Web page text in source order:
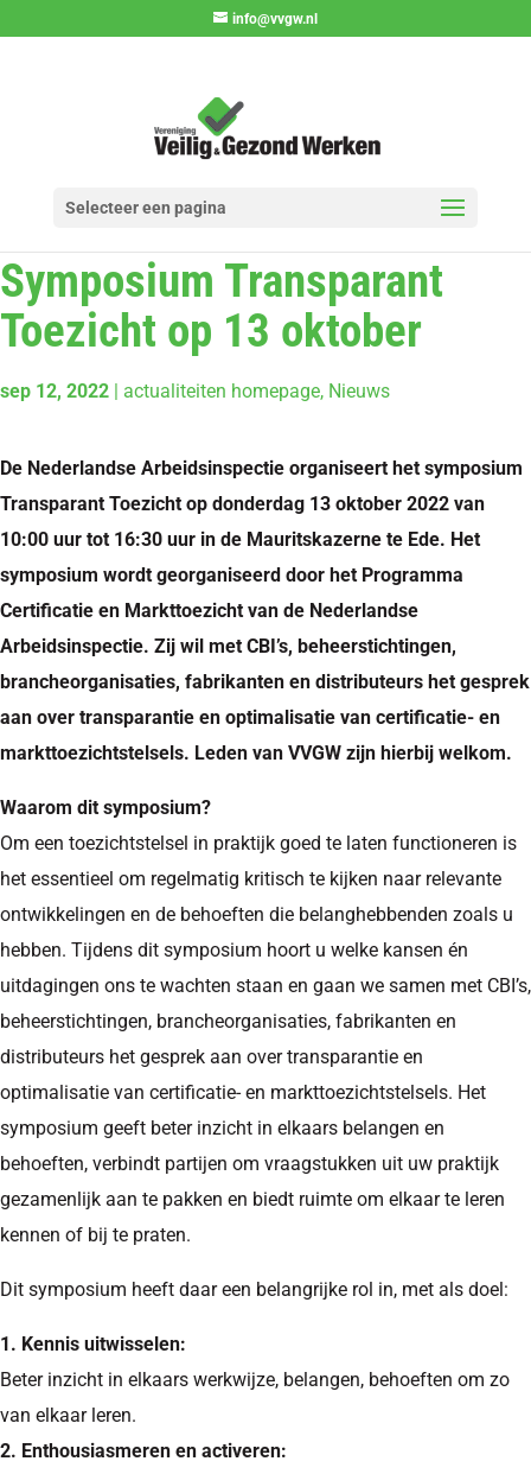
info@vvgw.nl
Selecteer een pagina
Symposium Transparant
Toezicht op 13 oktober
sep 12, 2022 | actualiteiten homepage, Nieuws
De Nederlandse Arbeidsinspectie organiseert het symposium
Transparant Toezicht op donderdag 13 oktober 2022 van
10:00 uur tot 16:30 uur in de Mauritskazerne te Ede. Het
symposium wordt georganiseerd door het Programma
Certificatie en Markttoezicht van de Nederlandse
Arbeidsinspectie. Zij wil met CBI’s, beheerstichtingen,
brancheorganisaties, fabrikanten en distributeurs het gesprek
aan over transparantie en optimalisatie van certificatie- en
markttoezichtstelsels. Leden van VVGW zijn hierbij welkom.
Waarom dit symposium?
Om een toezichtstelsel in praktijk goed te laten functioneren is
het essentieel om regelmatig kritisch te kijken naar relevante
ontwikkelingen en de behoeften die belanghebbenden zoals u
hebben. Tijdens dit symposium hoort u welke kansen én
uitdagingen ons te wachten staan en gaan we samen met CBI’s,
beheerstichtingen, brancheorganisaties, fabrikanten en
distributeurs het gesprek aan over transparantie en
optimalisatie van certificatie- en markttoezichtstelsels. Het
symposium geeft beter inzicht in elkaars belangen en
behoeften, verbindt partijen om vraagstukken uit uw praktijk
gezamenlijk aan te pakken en biedt ruimte om elkaar te leren
kennen of bij te praten.
Dit symposium heeft daar een belangrijke rol in, met als doel:
1. Kennis uitwisselen:
Beter inzicht in elkaars werkwijze, belangen, behoeften om zo
van elkaar leren.
2. Enthousiasmeren en activeren: